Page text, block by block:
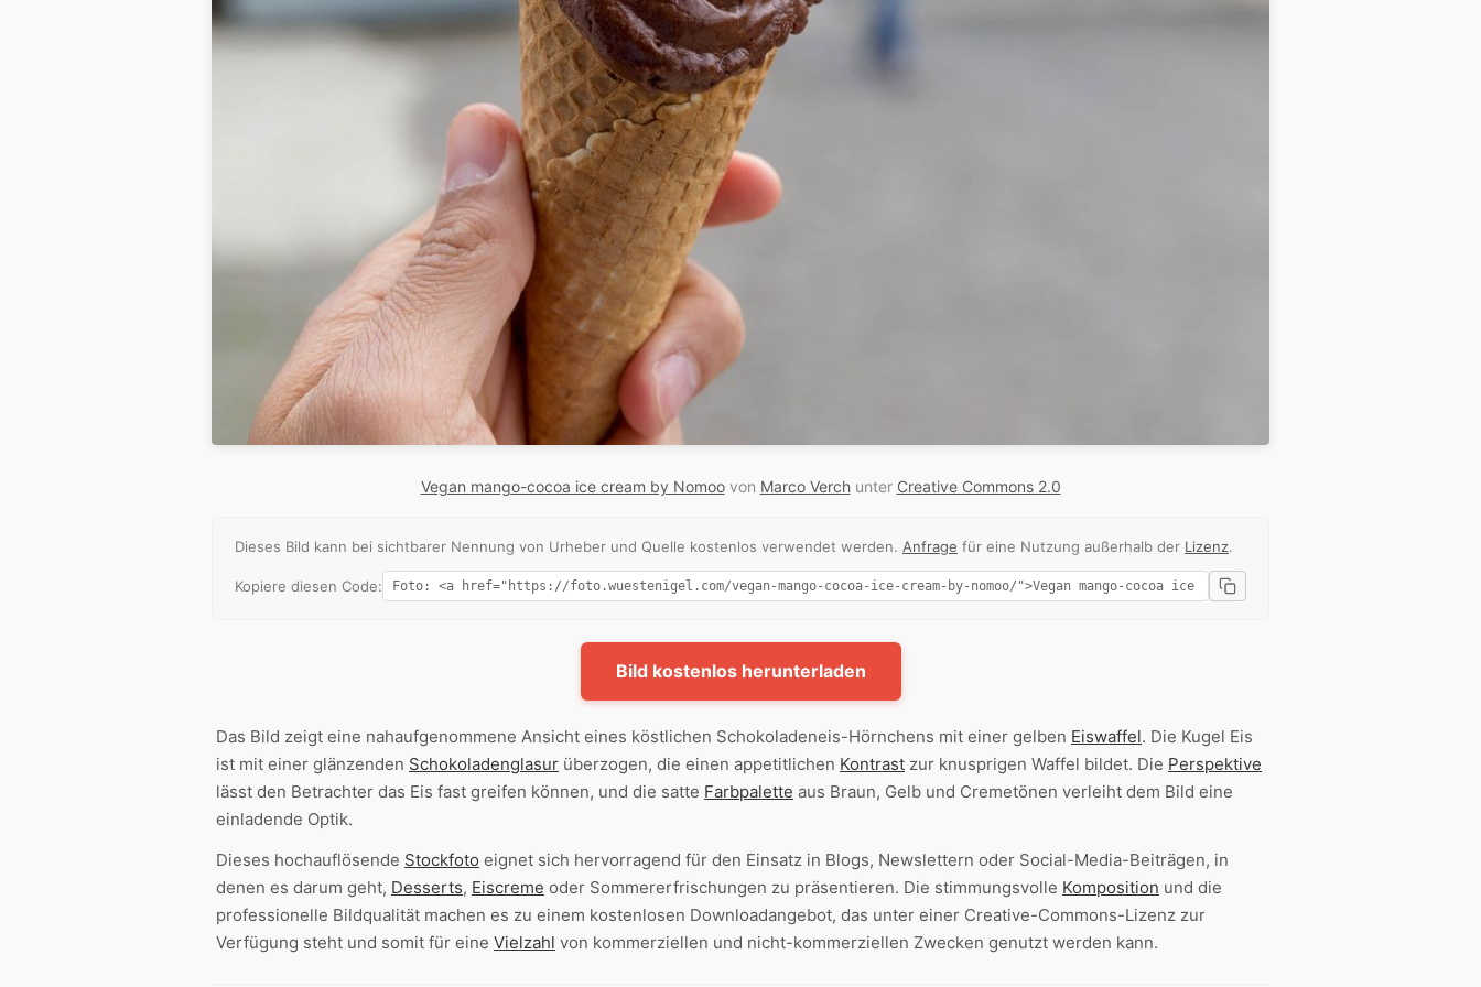
Vegan mango-cocoa ice cream by Nomoovon Marco Verchunter Creative Commons 2.0
Dieses Bild kann bei sichtbarer Nennung von Urheber und Quelle kostenlos verwendet werden. Anfrage für eine Nutzung außerhalb der Lizenz.
Kopiere diesen Code:
Bild kostenlos herunterladen
Das Bild zeigt eine nahaufgenommene Ansicht eines köstlichen Schokoladeneis-Hörnchens mit einer gelben Eiswaffel. Die Kugel Eis
ist mit einer glänzenden Schokoladenglasur überzogen, die einen appetitlichen Kontrast zur knusprigen Waffel bildet. Die Perspektive
lässt den Betrachter das Eis fast greifen können, und die satte Farbpalette aus Braun, Gelb und Cremetönen verleiht dem Bild eine
einladende Optik.
Dieses hochauflösende Stockfoto eignet sich hervorragend für den Einsatz in Blogs, Newslettern oder Social-Media-Beiträgen, in
denen es darum geht, Desserts, Eiscreme oder Sommererfrischungen zu präsentieren. Die stimmungsvolle Komposition und die
professionelle Bildqualität machen es zu einem kostenlosen Downloadangebot, das unter einer Creative-Commons-Lizenz zur
Verfügung steht und somit für eine Vielzahl von kommerziellen und nicht-kommerziellen Zwecken genutzt werden kann.